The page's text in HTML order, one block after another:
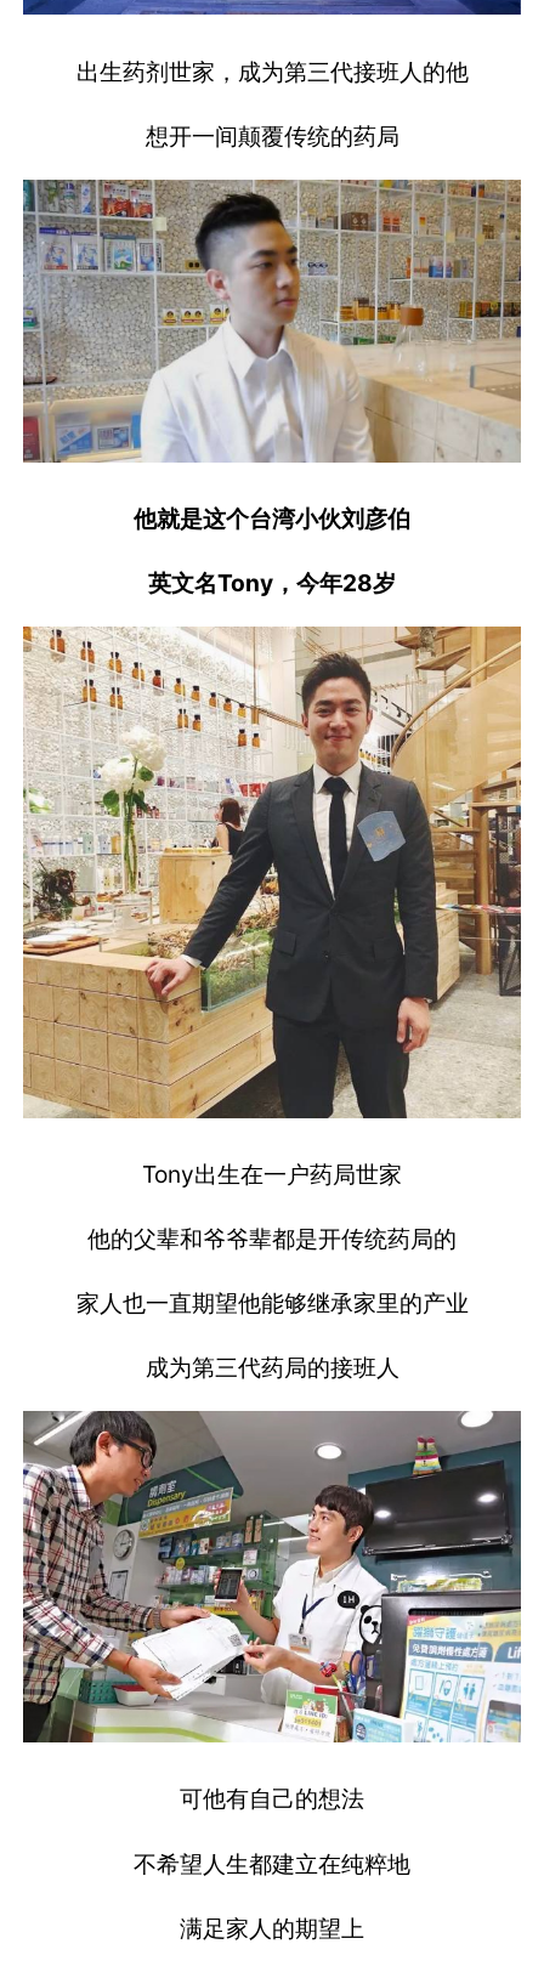
出生药剂世家，成为第三代接班人的他
想开一间颠覆传统的药局
他就是这个台湾小伙刘彦伯
英文名Tony，今年28岁
Tony出生在一户药局世家
他的父辈和爷爷辈都是开传统药局的
家人也一直期望他能够继承家里的产业
成为第三代药局的接班人
可他有自己的想法
不希望人生都建立在纯粹地
满足家人的期望上